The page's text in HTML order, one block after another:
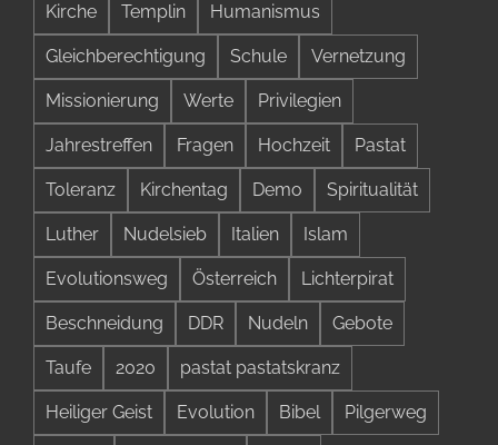
Kirche Templin Humanismus
Gleichberechtigung Schule Vernetzung
Missionierung Werte Privilegien
Jahrestreffen Fragen Hochzeit Pastat
Toleranz Kirchentag Demo Spiritualität
Luther Nudelsieb Italien Islam
Evolutionsweg Österreich Lichterpirat
Beschneidung DDR Nudeln Gebote
Taufe 2020 pastat pastatskranz
Heiliger Geist Evolution Bibel Pilgerweg